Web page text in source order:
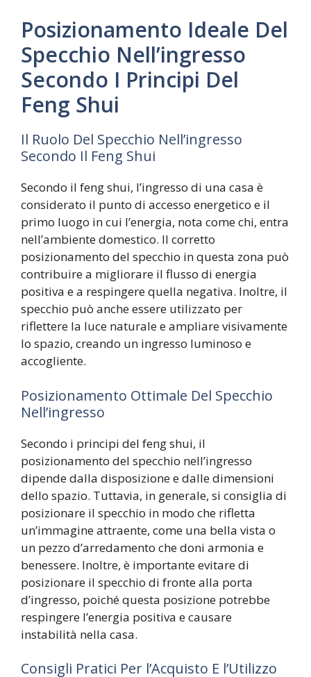
Posizionamento Ideale Del
Specchio Nell’ingresso
Secondo I Principi Del
Feng Shui
Il Ruolo Del Specchio Nell’ingresso
Secondo Il Feng Shui
Secondo il feng shui, l’ingresso di una casa è
considerato il punto di accesso energetico e il
primo luogo in cui l’energia, nota come chi, entra
nell’ambiente domestico. Il corretto
posizionamento del specchio in questa zona può
contribuire a migliorare il flusso di energia
positiva e a respingere quella negativa. Inoltre, il
specchio può anche essere utilizzato per
riflettere la luce naturale e ampliare visivamente
lo spazio, creando un ingresso luminoso e
accogliente.
Posizionamento Ottimale Del Specchio
Nell’ingresso
Secondo i principi del feng shui, il
posizionamento del specchio nell’ingresso
dipende dalla disposizione e dalle dimensioni
dello spazio. Tuttavia, in generale, si consiglia di
posizionare il specchio in modo che rifletta
un’immagine attraente, come una bella vista o
un pezzo d’arredamento che doni armonia e
benessere. Inoltre, è importante evitare di
posizionare il specchio di fronte alla porta
d’ingresso, poiché questa posizione potrebbe
respingere l’energia positiva e causare
instabilità nella casa.
Consigli Pratici Per l’Acquisto E l’Utilizzo